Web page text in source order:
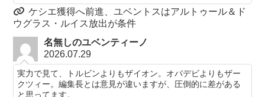
ケシエ獲得へ前進、ユベントスはアルトゥール＆ド
ウグラス・ルイス放出が条件
名無しのユベンティーノ
2026.07.29
実力で見て、トルビンよりもザイオン。オバデビよりもザー
クツィー。編集長とは意見が違いますが、圧倒的に差がある
と思ってます。